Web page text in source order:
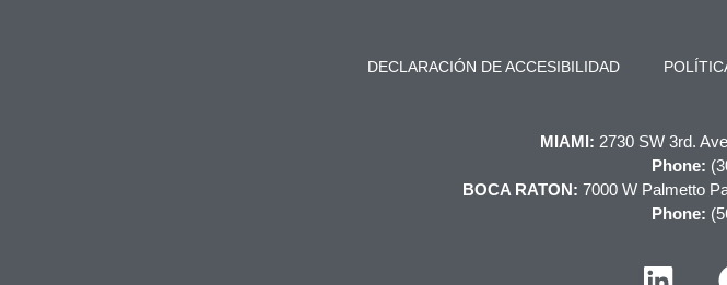
DECLARACIÓN DE ACCESIBILIDAD
MIAMI: 2730 SW 3rd.
Phone:
BOCA RATON: 7000 W Palmetto
Phone: